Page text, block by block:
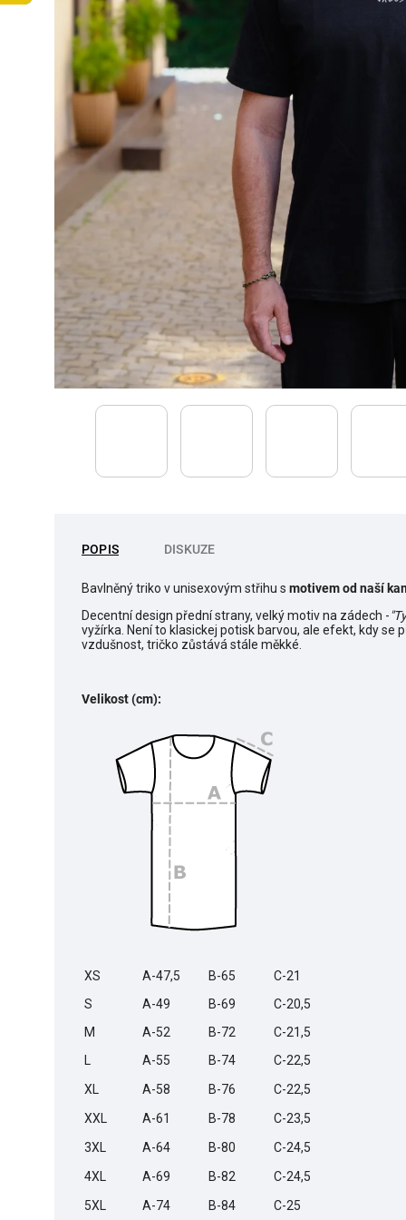
POPIS DISKUZE
Bavlněný triko v unisexovým střihu s motivem od naší
Decentní design přední strany, velký motiv na zádech -
vyžírka. Není to klasickej potisk barvou, ale efekt, kdy se
vzdušnost, tričko zůstává stále měkké.
Velikost (cm):
XS A-47,5 B-65
C-21
S
A-49 B-69
C-20,5
M
A-52 B-72
C-21,5
L
A-55 B-74
C-22,5
XL
A-58 B-76
C-22,5
XXL
A-61 B-78
C-23,5
3XL
A-64 B-80
C-24,5
4XL
A-69 B-82
C-24,5
5XL
A-74 B-84 C-25